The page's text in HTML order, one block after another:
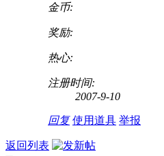
金币:
奖励:
热心:
注册时间:
2007-9-10
回复 使用道具 举报
返回列表